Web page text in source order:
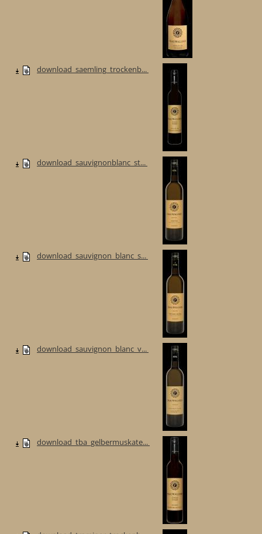
download_saemling_trockenb...
download_sauvignonblanc_st...
download_sauvignon_blanc_s...
download_sauvignon_blanc_v...
download_tba_gelbermuskate...